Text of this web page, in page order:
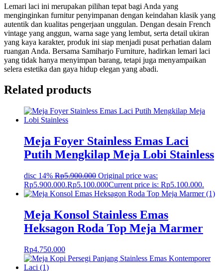
Lemari laci ini merupakan pilihan tepat bagi Anda yang
menginginkan furnitur penyimpanan dengan keindahan klasik yang
autentik dan kualitas pengerjaan unggulan. Dengan desain French
vintage yang anggun, warna sage yang lembut, serta detail ukiran
yang kaya karakter, produk ini siap menjadi pusat perhatian dalam
ruangan Anda. Bersama Samiharjo Furniture, hadirkan lemari laci
yang tidak hanya menyimpan barang, tetapi juga menyampaikan
selera estetika dan gaya hidup elegan yang abadi.
Related products
Meja Foyer Stainless Emas Laci
Putih Mengkilap Meja Lobi Stainless
disc 14% Rp5.900.000 Original price was:
Rp5.900.000.Rp5.100.000Current price is: Rp5.100.000.
Meja Konsol Stainless Emas
Heksagon Roda Top Meja Marmer
Rp4.750.000